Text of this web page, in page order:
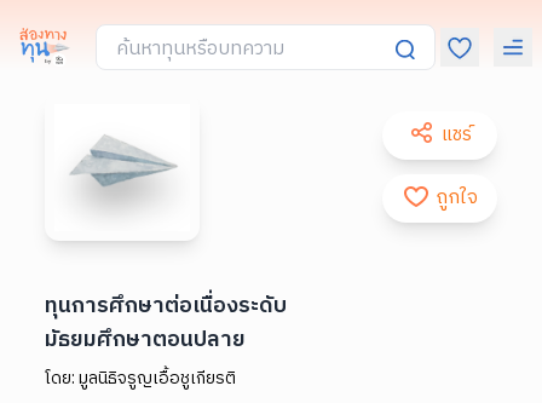
แชร์
ถูกใจ
ทุนการศึกษาต่อเนื่องระดับ
มัธยมศึกษาตอนปลาย
โดย:มูลนิธิจรูญเอื้อชูเกียรติ